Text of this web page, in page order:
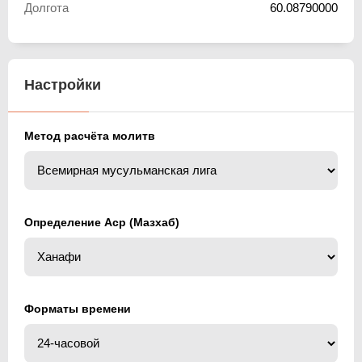
Долгота 60.08790000
Настройки
Метод расчёта молитв
Определение Аср (Мазхаб)
Форматы времени